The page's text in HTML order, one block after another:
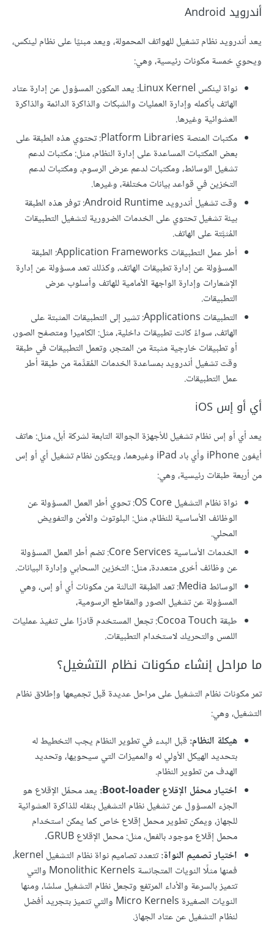
أندرويد Android
يعد أندرويد نظام تشغيل للهواتف المحمولة، ويعد مبنيًا على نظام لينكس،
ويحوي خمسة مكونات رئيسية، وهي:
نواة لينكس Linux Kernel: يعد المكون المسؤول عن إدارة عتاد
الهاتف بأكمله وإدارة العمليات والشبكات والذاكرة الدائمة والذاكرة
العشوائية وغيرها.
مكتبات المنصة Platform Libraries: تحتوي هذه الطبقة على
بعض المكتبات المساعدة على إدارة النظام، مثل: مكتبات لدعم
تشغيل الوسائط، ومكتبات لدعم عرض الرسوم، ومكتبات لدعم
التخزين في قواعد بيانات مختلفة، وغيرها.
وقت تشغيل أندرويد Android Runtime: توفر هذه الطبقة
بيئة تشغيل تحتوي على الخدمات الضرورية لتشغيل التطبيقات
المُثبَّتة على الهاتف.
أطر عمل التطبيقات Application Frameworks: الطبقة
المسؤولة عن إدارة تطبيقات الهاتف، وكذلك تعد مسؤولة عن إدارة
الإشعارات وإدارة الواجهة الأمامية للهاتف وأسلوب عرض
التطبيقات.
التطبيقات Applications: تشير إلى التطبيقات المثبتة على
الهاتف، سواءً كانت تطبيقات داخلية، مثل: الكاميرا ومتصفح الصور،
أو تطبيقات خارجية مثبتة من المتجر، وتعمل التطبيقات في طبقة
وقت تشغيل أندرويد بمساعدة الخدمات المُقدَّمة من طبقة أطر
عمل التطبيقات.
أي أو إس iOS
يعد أي أو إس نظام تشغيل للأجهزة الجوالة التابعة لشركة أبل، مثل: هاتف
أيفون iPhone وأي باد iPad وغيرهما، ويتكون نظام تشغيل أي أو إس
من أربعة طبقات رئيسية، وهي:
نواة نظام التشغيل OS Core: تحوي أطر العمل المسؤولة عن
الوظائف الأساسية للنظام، مثل: البلوتوث والأمن والتفويض
المحلي.
الخدمات الأساسية Core Services: تضم أطر العمل المسؤولة
عن وظائف أخرى متعددة، مثل: التخزين السحابي وإدارة البيانات.
الوسائط Media: تعد الطبقة الثالثة من مكونات أي أو إس، وهي
المسؤولة عن تشغيل الصور والمقاطع الرسومية،
طبقة Cocoa Touch: تجعل المستخدم قادرًا على تنفيذ عمليات
اللمس والتحريك لاستخدام التطبيقات.
ما مراحل إنشاء مكونات نظام التشغيل؟
تمر مكونات نظام التشغيل على مراحل عديدة قبل تجميعها وإطلاق نظام
التشغيل، وهي:
هيكلة النظام: قبل البدء في تطوير النظام يجب التخطيط له
بتحديد الهيكل الأولي له والمميزات التي سيحويها، وتحديد
الهدف من تطوير النظام.
اختيار محمِّل الإقلاع Boot-loader:
يعد محمِّل الإقلاع هو
الجزء المسؤول عن تشغيل نظام التشغيل بنقله للذاكرة العشوائية
للجهاز، ويمكن تطوير محمل إقلاع خاص كما يمكن استخدام
محمل إقلاع موجود بالفعل، مثل: محمل الإقلاع GRUB.
اختيار تصميم النواة:
تتعدد تصاميم نواة نظام التشغيل kernel،
فمنها مثلًا النويات المتجانسة Monolithic Kernels والتي
تتميز بالسرعة والأداء المرتفع وتجعل نظام التشغيل سلسًا، ومنها
النويات الصغيرة Micro Kernels والتي تتميز بتجريد أفضل
لنظام التشغيل عن عتاد الجهاز.